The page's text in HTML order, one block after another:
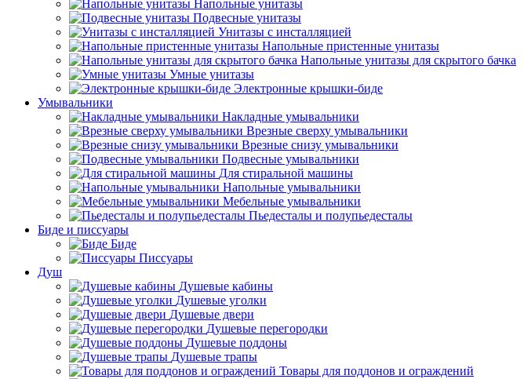
Напольные унитазы
Подвесные унитазы
Унитазы с инсталляцией
Напольные пристенные унитазы
Напольные унитазы для скрытого бачка
Умные унитазы
Электронные крышки-биде
Умывальники
Накладные умывальники
Врезные сверху умывальники
Врезные снизу умывальники
Подвесные умывальники
Для стиральной машины
Напольные умывальники
Мебельные умывальники
Пьедесталы и полупьедесталы
Биде и писсуары
Биде
Писсуары
Душ
Душевые кабины
Душевые уголки
Душевые двери
Душевые перегородки
Душевые поддоны
Душевые трапы
Товары для поддонов и ограждений